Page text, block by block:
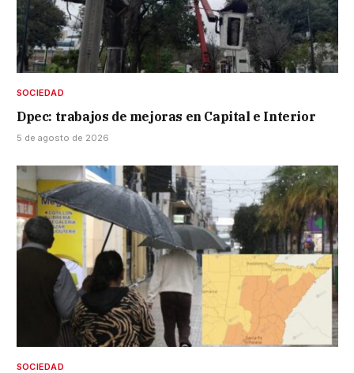
SOCIEDAD
Dpec: trabajos de mejoras en Capital e Interior
5 de agosto de 2026
SOCIEDAD